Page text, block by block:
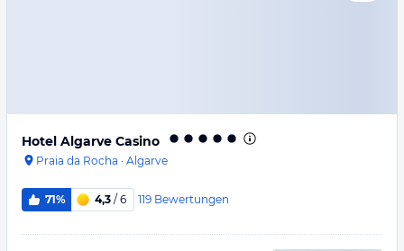
Hotel Algarve Casino
Praia da Rocha · Algarve
71% 4,3 / 6 119 Bewertungen